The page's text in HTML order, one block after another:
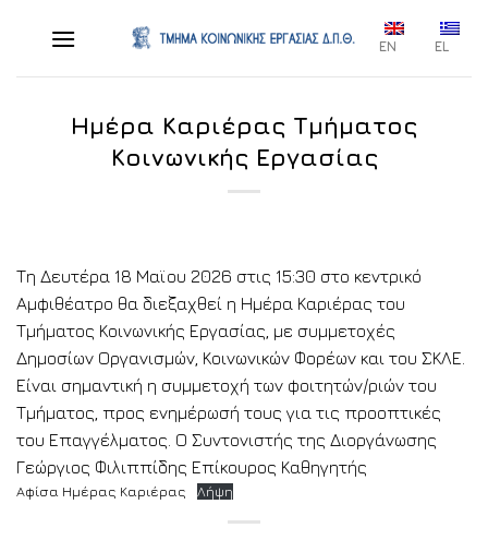
EN EL
Ημέρα Καριέρας Τμήματος
Κοινωνικής Εργασίας
Τη Δευτέρα 18 Μαϊου 2026 στις 15:30 στο κεντρικό
Αμφιθέατρο θα διεξαχθεί η Ημέρα Καριέρας του
Τμήματος Κοινωνικής Εργασίας, με συμμετοχές
Δημοσίων Οργανισμών, Κοινωνικών Φορέων και του ΣΚΛΕ.
Είναι σημαντική η συμμετοχή των φοιτητών/ριών του
Τμήματος, προς ενημέρωσή τους για τις προοπτικές
του Επαγγέλματος. Ο Συντονιστής της Διοργάνωσης
Γεώργιος Φιλιππίδης Επίκουρος Καθηγητής
Αφίσα Ημέρας Καριέρας Λήψη